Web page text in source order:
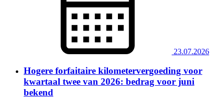
23.07.2026
Hogere forfaitaire kilometervergoeding voor
kwartaal twee van 2026: bedrag voor juni
bekend